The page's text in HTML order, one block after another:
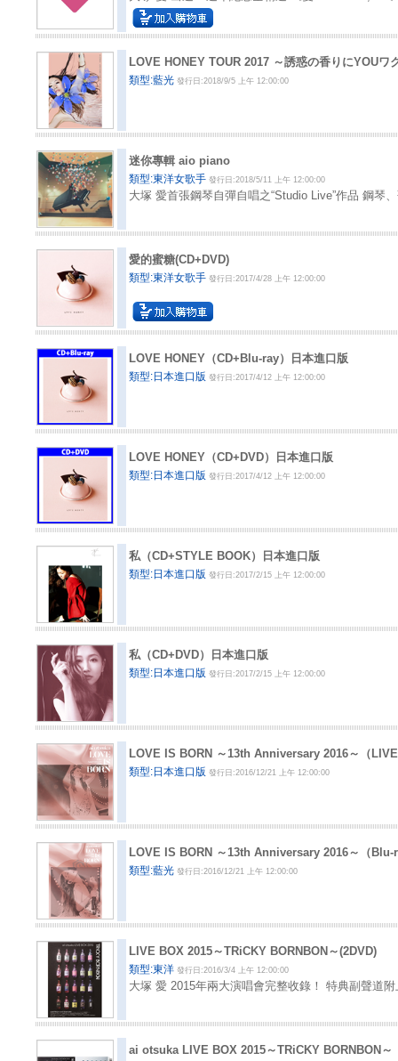
LOVE HONEY TOUR 2017 ～誘惑の香りにYOU
類型:藍光發行日:2018/9/5 上午 12:00:00
迷你專輯 aio piano
類型:東洋女歌手發行日:2018/5/11 上午 12:00:00
大塚 愛首張鋼琴自彈自唱之“Studio Live”作品 鋼琴
愛的蜜糖(CD+DVD)
類型:東洋女歌手發行日:2017/4/28 上午 12:00:00
LOVE HONEY（CD+Blu-ray）日本進口版
類型:日本進口版發行日:2017/4/12 上午 12:00:00
LOVE HONEY（CD+DVD）日本進口版
類型:日本進口版發行日:2017/4/12 上午 12:00:00
私（CD+STYLE BOOK）日本進口版
類型:日本進口版發行日:2017/2/15 上午 12:00:00
私（CD+DVD）日本進口版
類型:日本進口版發行日:2017/2/15 上午 12:00:00
LOVE IS BORN ～13th Anniversary 2016～（
類型:日本進口版發行日:2016/12/21 上午 12:00:00
LOVE IS BORN ～13th Anniversary 2016～（Blu-
類型:藍光發行日:2016/12/21 上午 12:00:00
LIVE BOX 2015～TRiCKY BORNBON～(2DVD)
類型:東洋發行日:2016/3/4 上午 12:00:00
大塚 愛 2015年兩大演唱會完整收錄！ 特典副聲道
ai otsuka LIVE BOX 2015～TRiCKY BORNBON～